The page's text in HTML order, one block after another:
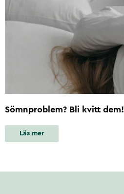
Sömnproblem? Bli kvitt dem!
Läs mer